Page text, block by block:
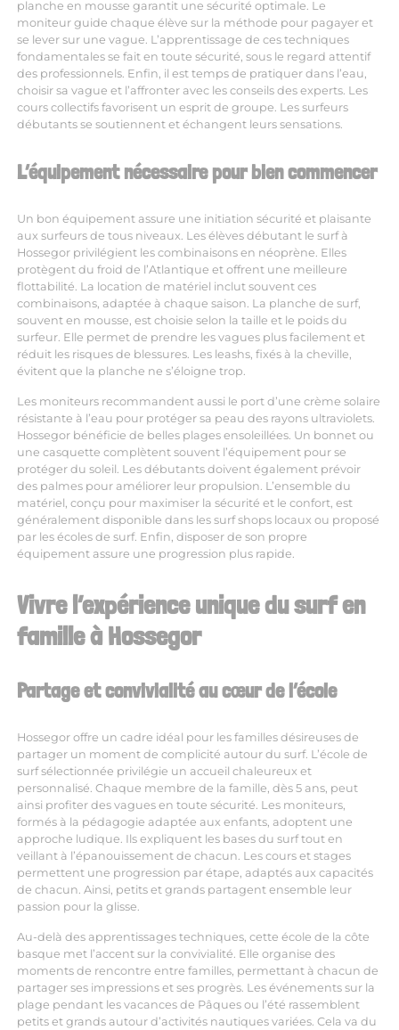
planche en mousse garantit une sécurité optimale. Le
moniteur guide chaque élève sur la méthode pour pagayer et
se lever sur une vague. L’apprentissage de ces techniques
fondamentales se fait en toute sécurité, sous le regard attentif
des professionnels. Enfin, il est temps de pratiquer dans l’eau,
choisir sa vague et l’affronter avec les conseils des experts. Les
cours collectifs favorisent un esprit de groupe. Les surfeurs
débutants se soutiennent et échangent leurs sensations.
L’équipement nécessaire pour bien commencer
Un bon équipement assure une initiation sécurité et plaisante
aux surfeurs de tous niveaux. Les élèves débutant le surf à
Hossegor privilégient les combinaisons en néoprène. Elles
protègent du froid de l’Atlantique et offrent une meilleure
flottabilité. La location de matériel inclut souvent ces
combinaisons, adaptée à chaque saison. La planche de surf,
souvent en mousse, est choisie selon la taille et le poids du
surfeur. Elle permet de prendre les vagues plus facilement et
réduit les risques de blessures. Les leashs, fixés à la cheville,
évitent que la planche ne s’éloigne trop.
Les moniteurs recommandent aussi le port d’une crème solaire
résistante à l’eau pour protéger sa peau des rayons ultraviolets.
Hossegor bénéficie de belles plages ensoleillées. Un bonnet ou
une casquette complètent souvent l’équipement pour se
protéger du soleil. Les débutants doivent également prévoir
des palmes pour améliorer leur propulsion. L’ensemble du
matériel, conçu pour maximiser la sécurité et le confort, est
généralement disponible dans les surf shops locaux ou proposé
par les écoles de surf. Enfin, disposer de son propre
équipement assure une progression plus rapide.
Vivre l’expérience unique du surf en
famille à Hossegor
Partage et convivialité au cœur de l’école
Hossegor offre un cadre idéal pour les familles désireuses de
partager un moment de complicité autour du surf. L’école de
surf sélectionnée privilégie un accueil chaleureux et
personnalisé. Chaque membre de la famille, dès 5 ans, peut
ainsi profiter des vagues en toute sécurité. Les moniteurs,
formés à la pédagogie adaptée aux enfants, adoptent une
approche ludique. Ils expliquent les bases du surf tout en
veillant à l’épanouissement de chacun. Les cours et stages
permettent une progression par étape, adaptés aux capacités
de chacun. Ainsi, petits et grands partagent ensemble leur
passion pour la glisse.
Au-delà des apprentissages techniques, cette école de la côte
basque met l’accent sur la convivialité. Elle organise des
moments de rencontre entre familles, permettant à chacun de
partager ses impressions et ses progrès. Les événements sur la
plage pendant les vacances de Pâques ou l’été rassemblent
petits et grands autour d’activités nautiques variées. Cela va du